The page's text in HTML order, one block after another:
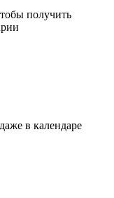
получить
в календаре